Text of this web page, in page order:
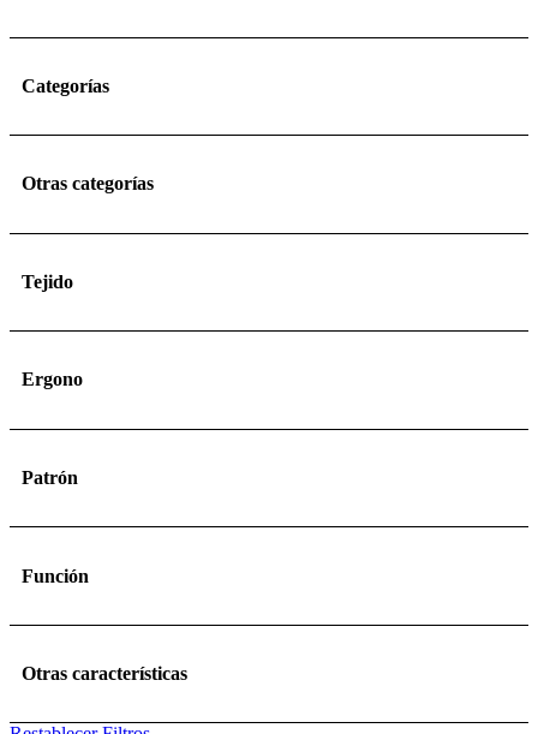
Categorías
Otras categorías
Tejido
Ergono
Patrón
Función
Otras características